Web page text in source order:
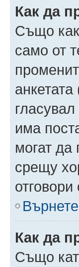
Как да
Също
само от
има
могат да
срещу
Как да
Също